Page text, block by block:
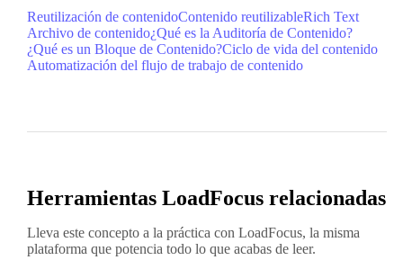
Reutilización de contenidoContenido reutilizableRich Text
Archivo de contenido¿Qué es la Auditoría de Contenido?
¿Qué es un Bloque de Contenido?Ciclo de vida del contenido
Automatización del flujo de trabajo de contenido
Herramientas LoadFocus relacionadas
Lleva este concepto a la práctica con LoadFocus, la misma
plataforma que potencia todo lo que acabas de leer.